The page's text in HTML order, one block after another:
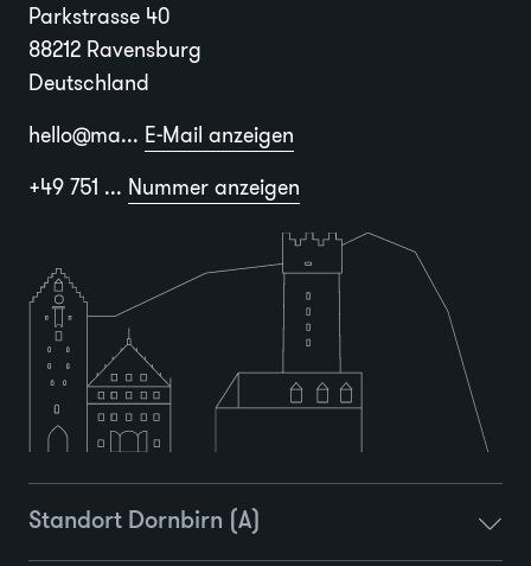
Parkstrasse 40
88212 Ravensburg
Deutschland
hello@ma... E-Mail anzeigen
+49 751 ... Nummer anzeigen
Standort Dornbirn (A)